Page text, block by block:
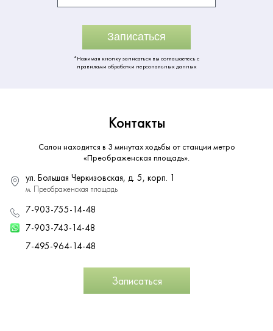
Записаться
*Нажимая кнопку записаться вы соглашаетесь с
правилами обработки персональных данных
Контакты
Салон находится в 3 минутах ходьбы от станции метро
«Преображенская площадь».
ул. Большая Черкизовская, д. 5, корп. 1
м. Преображенская площадь
7-903-755-14-48
7-903-743-14-48
7-495-964-14-48
Записаться